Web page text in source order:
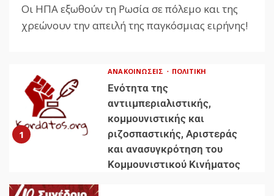
Οι ΗΠΑ εξωθούν τη Ρωσία σε πόλεμο και της
χρεώνουν την απειλή της παγκόσμιας ειρήνης!
1
ΑΝΑΚΟΙΝΏΣΕΙΣ ΠΟΛΙΤΙΚΉ
Ενότητα της
αντιιμπεριαλιστικής,
κομμουνιστικής και
ριζοσπαστικής, Αριστεράς
και ανασυγκρότηση του
Κομμουνιστικού Κινήματος